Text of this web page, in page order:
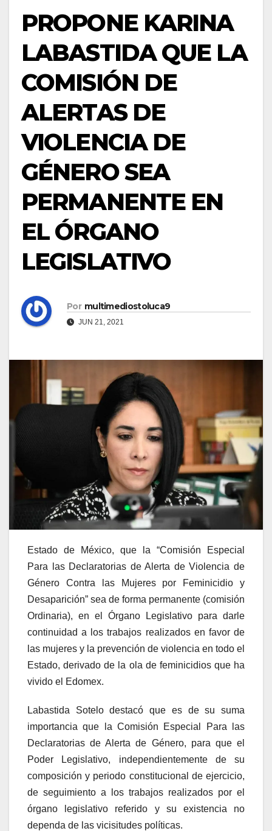
PROPONE KARINA
LABASTIDA QUE LA
COMISIÓN DE
ALERTAS DE
VIOLENCIA DE
GÉNERO SEA
PERMANENTE EN
EL ÓRGANO
LEGISLATIVO
Por multimediostoluca9
JUN 21, 2021
Estado de México, que la “Comisión Especial
Para las Declaratorias de Alerta de Violencia de
Género Contra las Mujeres por Feminicidio y
Desaparición” sea de forma permanente (comisión
Ordinaria), en el Órgano Legislativo para darle
continuidad a los trabajos realizados en favor de
las mujeres y la prevención de violencia en todo el
Estado, derivado de la ola de feminicidios que ha
vivido el Edomex.
Labastida Sotelo destacó que es de su suma
importancia que la Comisión Especial Para las
Declaratorias de Alerta de Género, para que el
Poder Legislativo, independientemente de su
composición y periodo constitucional de ejercicio,
de seguimiento a los trabajos realizados por el
órgano legislativo referido y su existencia no
dependa de las vicisitudes políticas.